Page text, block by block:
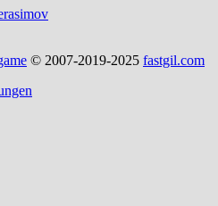
© 2007-2019-2025 fastgil.com